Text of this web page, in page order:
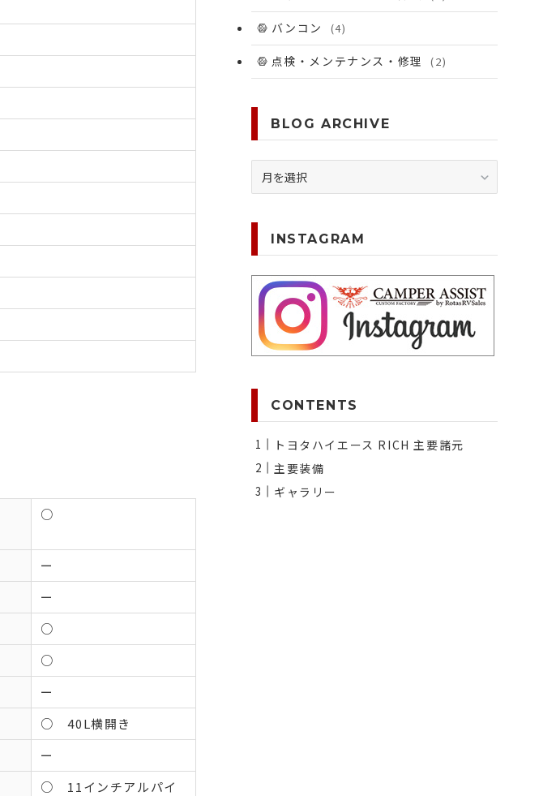
○
ー
ー
○
○
ー
○ 40L横開き
ー
○ 11インチアルパイ
バンコン (4)
点検・メンテナンス・修理 (2)
BLOG ARCHIVE
ARCHIVE
INSTAGRAM
CONTENTS
トヨタハイエース RICH 主要諸元
主要装備
ギャラリー